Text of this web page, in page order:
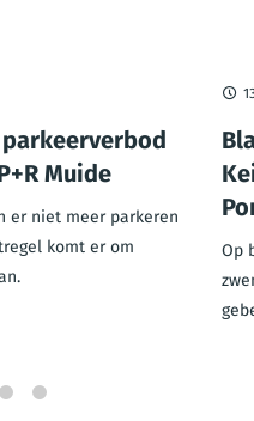
Muide
er niet meer parkeren
komt er om
Op